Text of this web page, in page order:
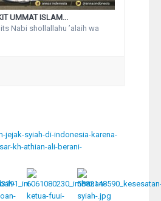
UMMAT ISLAM...
Nabi shollallahu ’alaih wa